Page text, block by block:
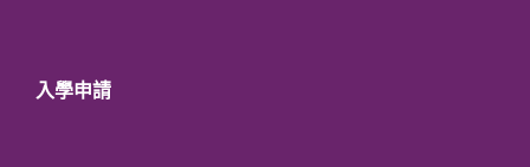
入學申請